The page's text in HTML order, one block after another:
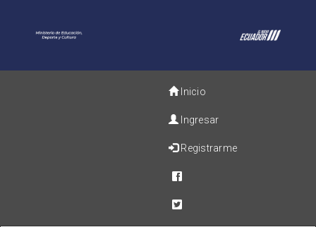
Inicio
Ingresar
Registrarme